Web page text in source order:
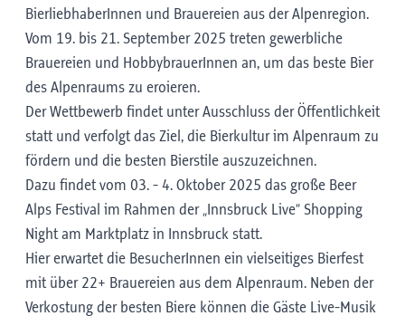
BierliebhaberInnen und Brauereien aus der Alpenregion.
Vom 19. bis 21. September 2025 treten gewerbliche
Brauereien und HobbybrauerInnen an, um das beste Bier
des Alpenraums zu eroieren.
Der Wettbewerb findet unter Ausschluss der Öffentlichkeit
statt und verfolgt das Ziel, die Bierkultur im Alpenraum zu
fördern und die besten Bierstile auszuzeichnen.
Dazu findet vom 03. - 4. Oktober 2025 das große Beer
Alps Festival im Rahmen der „Innsbruck Live“ Shopping
Night am Marktplatz in Innsbruck statt.
Hier erwartet die BesucherInnen ein vielseitiges Bierfest
mit über 22+ Brauereien aus dem Alpenraum. Neben der
Verkostung der besten Biere können die Gäste Live-Musik